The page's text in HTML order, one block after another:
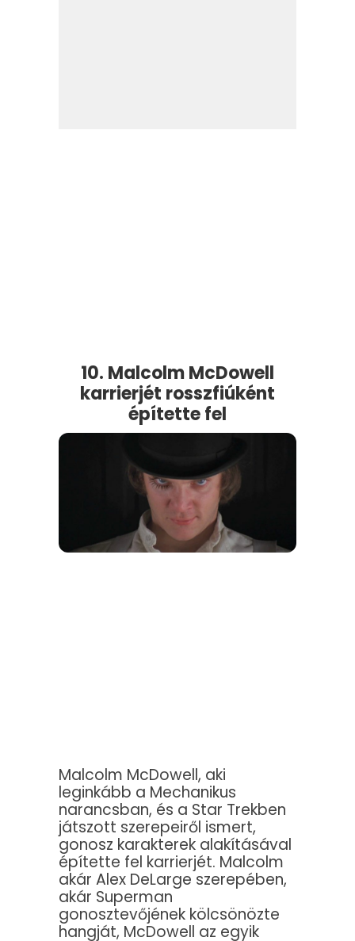
10. Malcolm McDowell
karrierjét rosszfiúként
építette fel
Malcolm McDowell, aki
leginkább a Mechanikus
narancsban, és a Star Trekben
játszott szerepeiről ismert,
gonosz karakterek alakításával
építette fel karrierjét. Malcolm
akár Alex DeLarge szerepében,
akár Superman
gonosztevőjének kölcsönözte
hangját, McDowell az egyik